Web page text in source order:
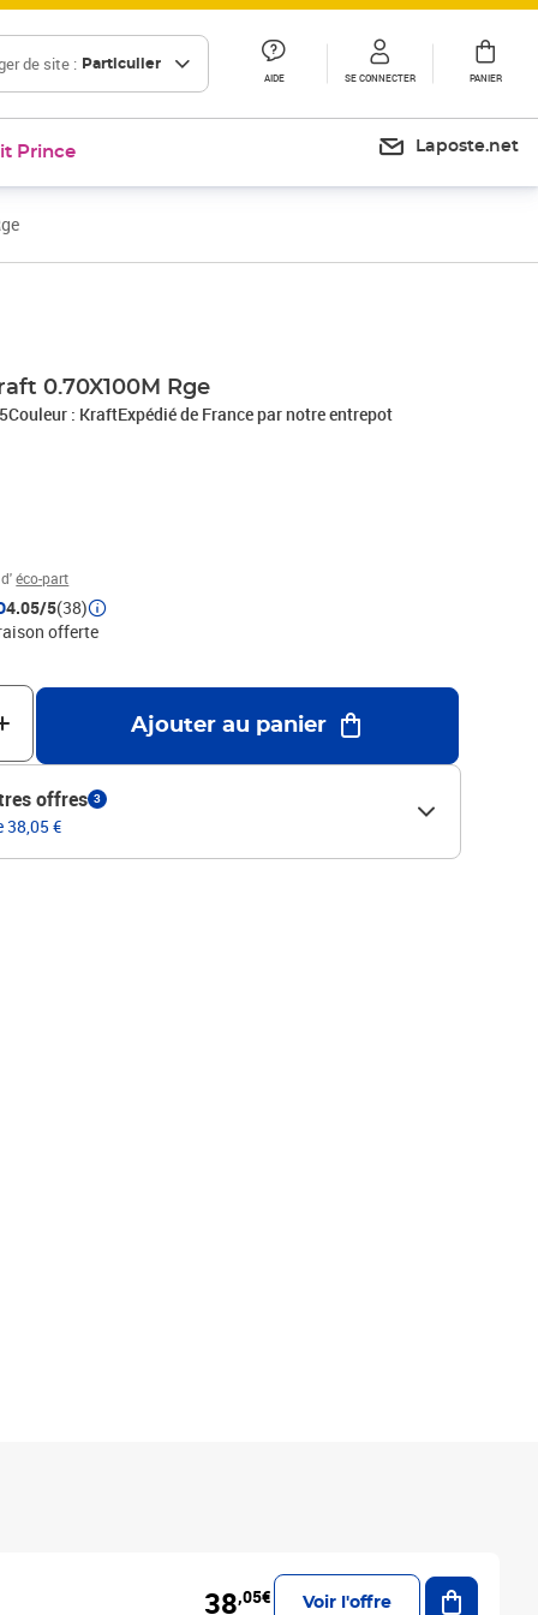
de site : Particulier
AIDE SE CONNECTER PANIER
Prince Laposte.net
0.70X100M Rge
: KraftExpédié de France par notre entrepot
d'éco-part
4.05/5(38)
offerte
Ajouter au panier
offres 3
38,05 €
38,05€ Voir l'offre
Ajouter